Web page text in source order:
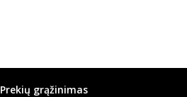
Prekių grąžinimas